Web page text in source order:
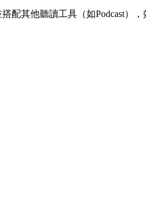
其他聽讀工具（如Podcast），